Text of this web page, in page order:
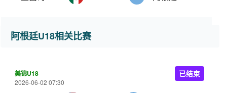
阿根廷U18相关比赛
美锦U18
2026-06-02 07:30
已结束